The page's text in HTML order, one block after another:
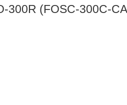
(FOSC-300C-